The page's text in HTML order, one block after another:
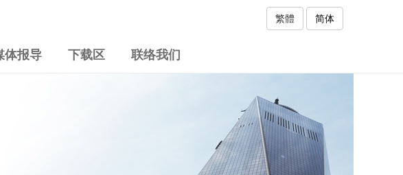
繁體 简体
体报导 下载区 联络我们